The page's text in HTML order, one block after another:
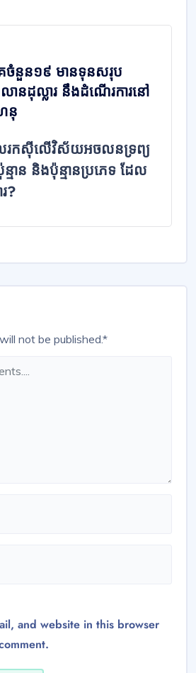
ចំនួន១៩ មានទុនសរុប
នដុល្លារ នឹងដំណើរការនៅ
នុ​
រកស៊ីលើវិស័យអចលនទ្រព្យ​
មាន និង​ប៉ុន្មានប្រភេទ ដែល
?
not be published.*
and website in this browser